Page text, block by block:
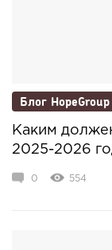
Блог HopeGroup
Каким
2025-2026
0 554